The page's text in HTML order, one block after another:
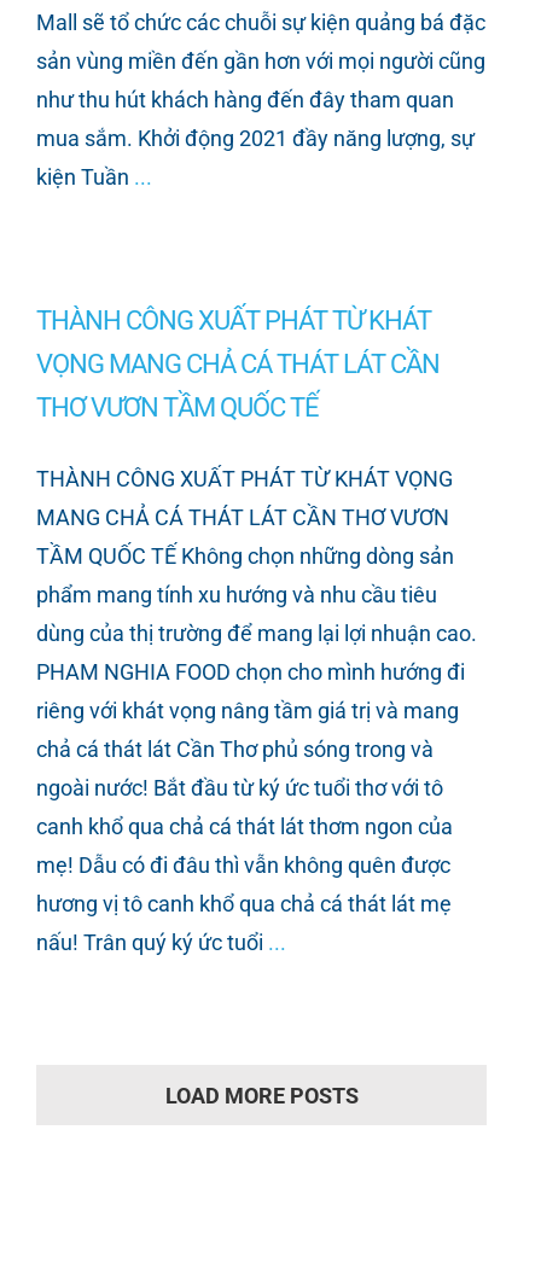
Mall sẽ tổ chức các chuỗi sự kiện quảng bá đặc
sản vùng miền đến gần hơn với mọi người cũng
như thu hút khách hàng đến đây tham quan
mua sắm. Khởi động 2021 đầy năng lượng, sự
kiện Tuần ...
THÀNH CÔNG XUẤT PHÁT TỪ KHÁT
VỌNG MANG CHẢ CÁ THÁT LÁT CẦN
THƠ VƯƠN TẦM QUỐC TẾ
THÀNH CÔNG XUẤT PHÁT TỪ KHÁT VỌNG
MANG CHẢ CÁ THÁT LÁT CẦN THƠ VƯƠN
TẦM QUỐC TẾ Không chọn những dòng sản
phẩm mang tính xu hướng và nhu cầu tiêu
dùng của thị trường để mang lại lợi nhuận cao.
PHAM NGHIA FOOD chọn cho mình hướng đi
riêng với khát vọng nâng tầm giá trị và mang
chả cá thát lát Cần Thơ phủ sóng trong và
ngoài nước! Bắt đầu từ ký ức tuổi thơ với tô
canh khổ qua chả cá thát lát thơm ngon của
mẹ! Dẫu có đi đâu thì vẫn không quên được
hương vị tô canh khổ qua chả cá thát lát mẹ
nấu! Trân quý ký ức tuổi ...
LOAD MORE POSTS